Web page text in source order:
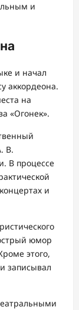
и
и начал
аккордеона.
на
«Огонек».
В.
В процессе
и
юмор
этого,
записывал